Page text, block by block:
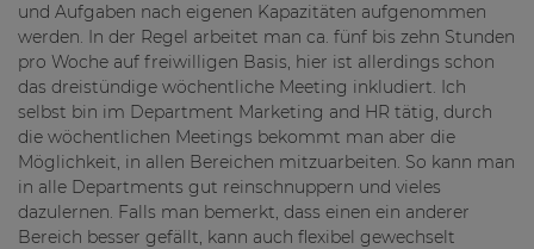
und Aufgaben nach eigenen Kapazitäten aufgenommen
werden. In der Regel arbeitet man ca. fünf bis zehn Stunden
pro Woche auf freiwilligen Basis, hier ist allerdings schon
das dreistündige wöchentliche Meeting inkludiert. Ich
selbst bin im Department Marketing and HR tätig, durch
die wöchentlichen Meetings bekommt man aber die
Möglichkeit, in allen Bereichen mitzuarbeiten. So kann man
in alle Departments gut reinschnuppern und vieles
dazulernen. Falls man bemerkt, dass einen ein anderer
Bereich besser gefällt, kann auch flexibel gewechselt